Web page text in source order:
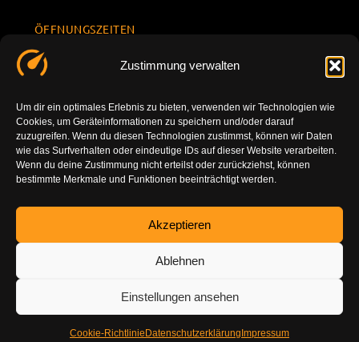
Zustimmung verwalten
Um dir ein optimales Erlebnis zu bieten, verwenden wir Technologien wie
Cookies, um Geräteinformationen zu speichern und/oder darauf
zuzugreifen. Wenn du diesen Technologien zustimmst, können wir Daten
wie das Surfverhalten oder eindeutige IDs auf dieser Website verarbeiten.
Wenn du deine Zustimmung nicht erteilst oder zurückziehst, können
bestimmte Merkmale und Funktionen beeinträchtigt werden.
Akzeptieren
Ablehnen
Einstellungen ansehen
Cookie-Richtlinie Datenschutzerklärung Impressum
ÖFFNUNGSZEITEN
Sa. 10.00 -
14.00
So.
geschlossen
INFORMATION
7777801
info@tuning-
vor-ort.com
DE-86179
g
Impressu
m